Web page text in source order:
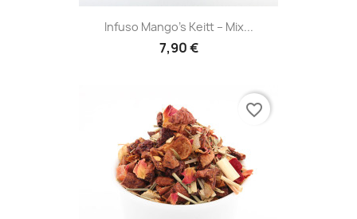
Infuso Mango’s Keitt – Mix...
7,90 €
favorite_border